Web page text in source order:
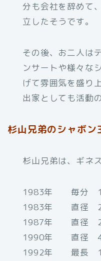
分も会社を辞めて
立したそうです。
その後、お二人は
ンサートや様々な
げて雰囲気を盛り
出家としても活動
杉山兄弟のシャボン
杉山兄弟は、ギネ
1983年 毎分
1983年 直径
1987年 直径
1990年 直径
1992年 最長